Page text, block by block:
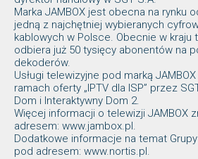
Marka JAMBOX jest obecna na rynku
jedną z najchętniej wybieranych
kablowych w Polsce. Obecnie w kraju
odbiera już 50 tysięcy abonentów na
dekoderów.
Usługi telewizyjne pod marką
ramach oferty „IPTV dla ISP” przez
Dom i Interaktywny Dom 2.
Więcej informacji o telewizji JAMBOX
adresem: www.jambox.pl.
Dodatkowe informacje na temat
pod adresem: www.nortis.pl.